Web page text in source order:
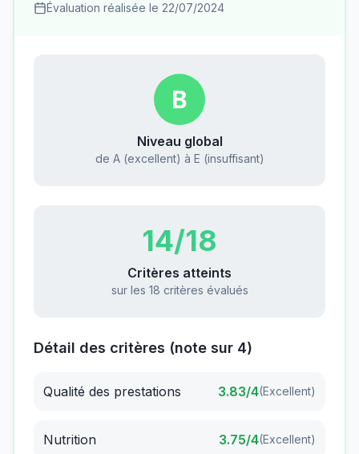
Évaluation réalisée le 22/07/2024
B
Niveau global
de A (excellent) à E (insuffisant)
14/18
Critères atteints
sur les 18 critères évalués
Détail des critères (note sur 4)
Qualité des prestations 3.83/4(Excellent)
Nutrition 3.75/4(Excellent)